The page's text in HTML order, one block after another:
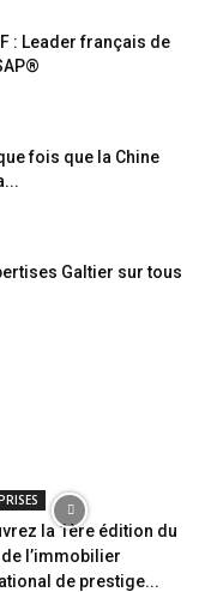
: Leader français de
fois que la Chine
Galtier sur tous
la 1ère édition du
l’immobilier
de prestige...